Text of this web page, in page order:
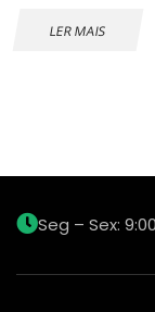
LER MAIS
Seg – Sex: